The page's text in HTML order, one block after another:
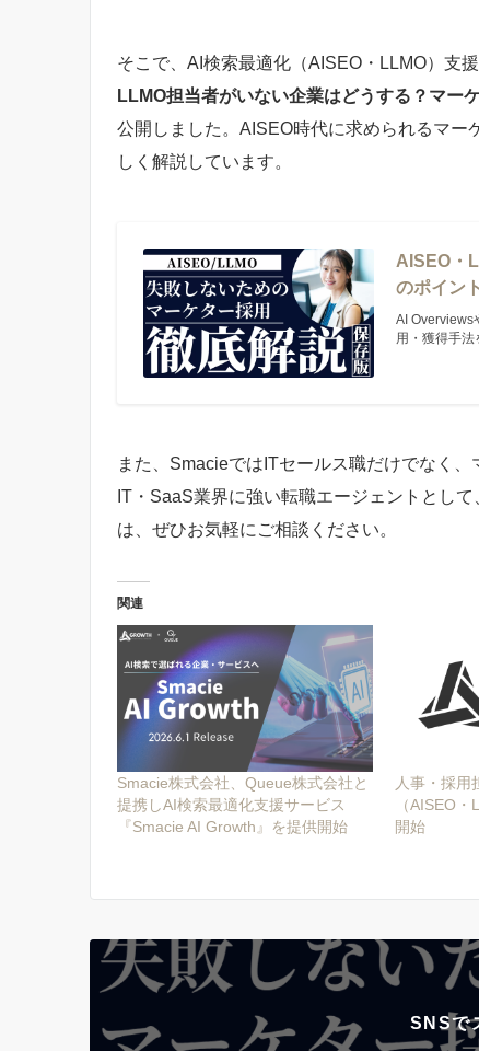
そこで、AI検索最適化（AISEO・LLMO）支
LLMO担当者がいない企業はどうする？マー
公開しました。AISEO時代に求められるマ
しく解説しています。
AISEO・
のポイン
AI Overviews
用・獲得手法
また、SmacieではITセールス職だけでなく
IT・SaaS業界に強い転職エージェントとし
は、ぜひお気軽にご相談ください。
関連
Smacie株式会社、Queue株式会社と
提携しAI検索最適化支援サービス
『Smacie AI Growth』を提供開始
人事・採用
（AISEO
開始
SNSで